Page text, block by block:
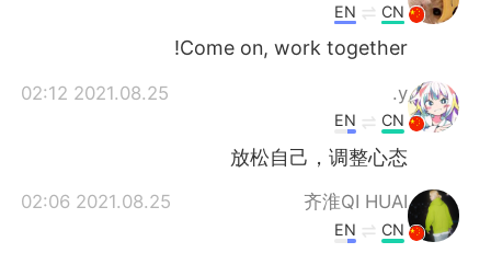
CN
EN
Come on, work together!
y.
2021.08.25 02:12
CN
EN
放松自己，调整心态
齐淮QI HUAI
2021.08.25 02:06
CN
EN